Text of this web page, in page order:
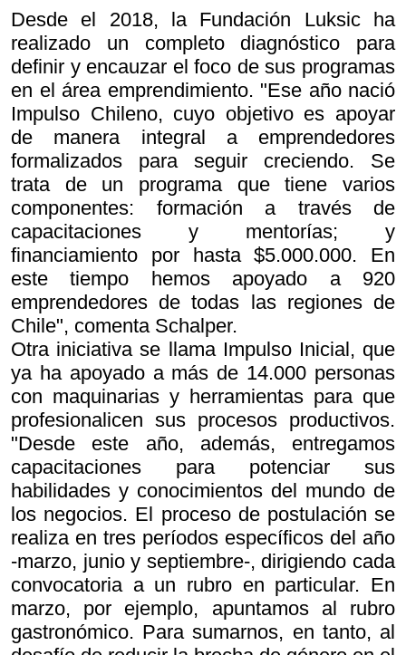
Desde el 2018, la Fundación Luksic ha
realizado un completo diagnóstico para
definir y encauzar el foco de sus programas
en el área emprendimiento. "Ese año nació
Impulso Chileno, cuyo objetivo es apoyar
de manera integral a emprendedores
formalizados para seguir creciendo. Se
trata de un programa que tiene varios
componentes: formación a través de
capacitaciones y mentorías; y
financiamiento por hasta $5.000.000. En
este tiempo hemos apoyado a 920
emprendedores de todas las regiones de
Chile", comenta Schalper.
Otra iniciativa se llama Impulso Inicial, que
ya ha apoyado a más de 14.000 personas
con maquinarias y herramientas para que
profesionalicen sus procesos productivos.
"Desde este año, además, entregamos
capacitaciones para potenciar sus
habilidades y conocimientos del mundo de
los negocios. El proceso de postulación se
realiza en tres períodos específicos del año
-marzo, junio y septiembre-, dirigiendo cada
convocatoria a un rubro en particular. En
marzo, por ejemplo, apuntamos al rubro
gastronómico. Para sumarnos, en tanto, al